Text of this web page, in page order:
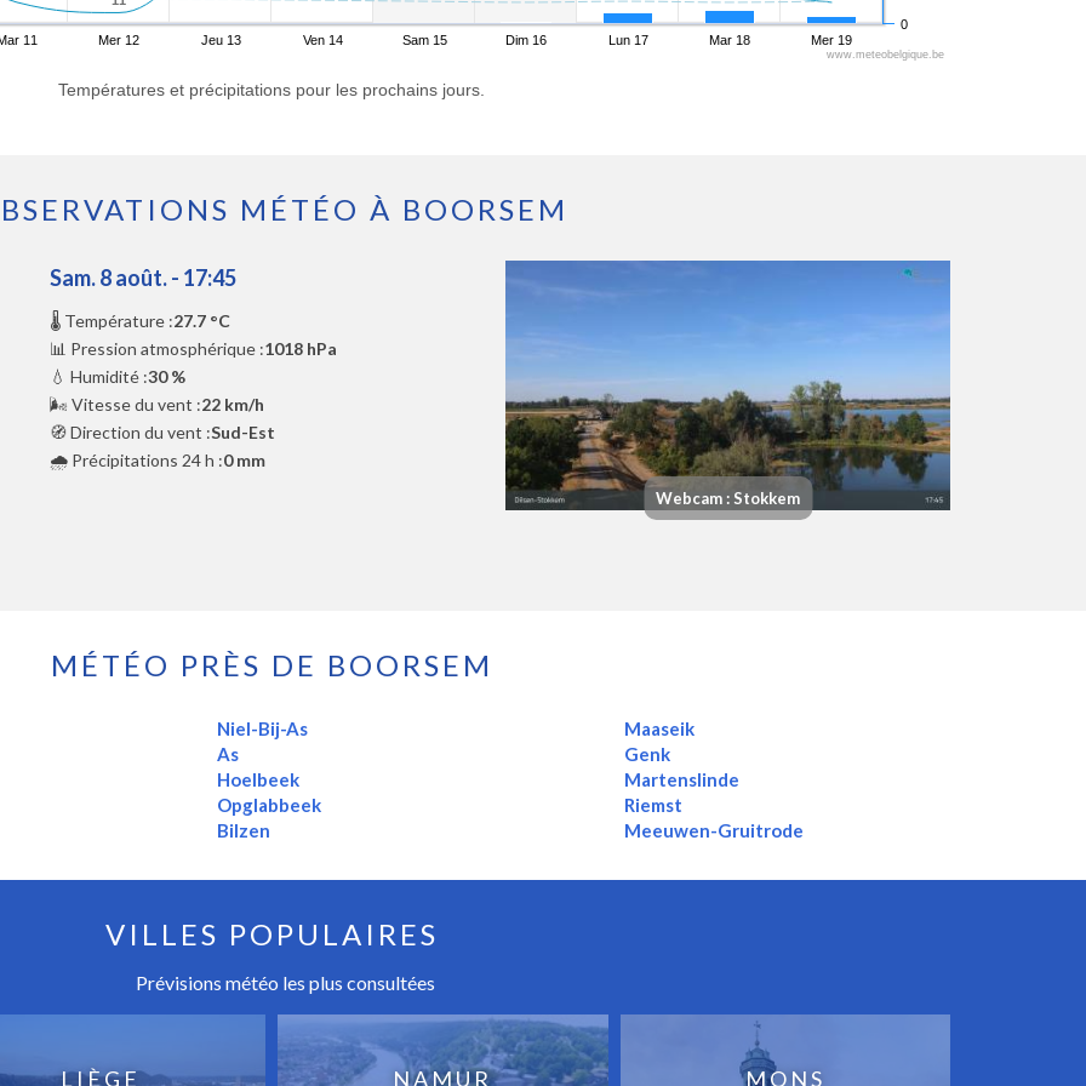
11 Mer 12 Jeu 13 Ven 14 Sam 15 Dim 16 Lun 17 Mar 18 Mer 19
0
www.meteobelgique.be
Températures et précipitations pour les prochains jours.
MÉTÉO À BOORSEM
Sam. 8 août. - 17:45
🌡️ Température :27.7 °C
📊 Pression atmosphérique :1018 hPa
💧 Humidité :30 %
🌬️ Vitesse du vent :22 km/h
🧭 Direction du vent :Sud-Est
🌧️ Précipitations 24 h :0 mm
Webcam : Stokkem
MÉTÉO PRÈS DE BOORSEM
Niel-Bij-As
As
Hoelbeek
Opglabbeek
Bilzen
Maaseik
Genk
Martenslinde
Riemst
Meeuwen-Gruitrode
VILLES POPULAIRES
Prévisions météo les plus consultées
LIÈGE NAMUR MONS